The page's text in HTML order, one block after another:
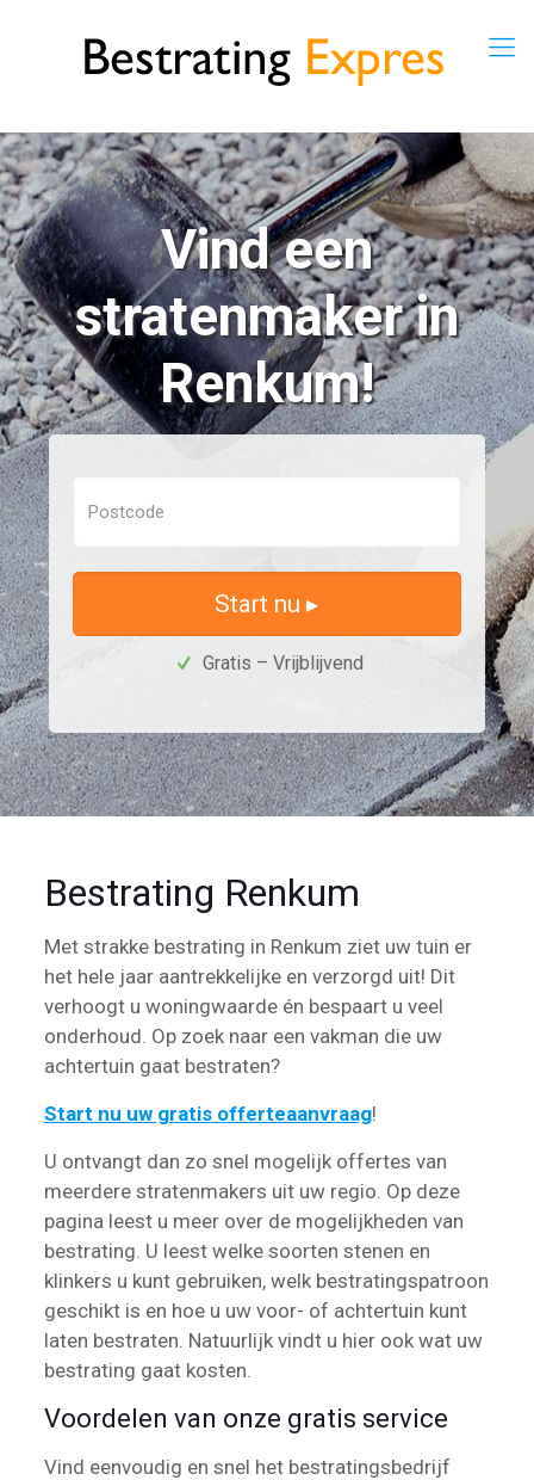
Vind een
stratenmaker in
Renkum!
Start nu ▸
Gratis – Vrijblijvend
Bestrating Renkum
Met strakke bestrating in Renkum ziet uw tuin er
het hele jaar aantrekkelijke en verzorgd uit! Dit
verhoogt u woningwaarde én bespaart u veel
onderhoud. Op zoek naar een vakman die uw
achtertuin gaat bestraten?
Start nu uw gratis offerteaanvraag!
U ontvangt dan zo snel mogelijk offertes van
meerdere stratenmakers uit uw regio. Op deze
pagina leest u meer over de mogelijkheden van
bestrating. U leest welke soorten stenen en
klinkers u kunt gebruiken, welk bestratingspatroon
geschikt is en hoe u uw voor- of achtertuin kunt
laten bestraten. Natuurlijk vindt u hier ook wat uw
bestrating gaat kosten.
Voordelen van onze gratis service
Vind eenvoudig en snel het bestratingsbedrijf